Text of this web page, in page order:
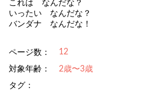
これは なんだな？
いったい なんだな？
バンダナ なんだな！
ページ数： 12
対象年齢：
2歳〜3歳
タグ：